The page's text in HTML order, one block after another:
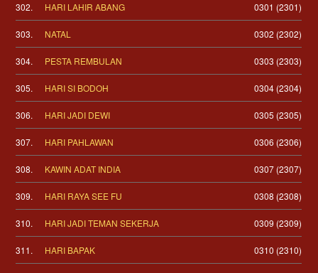
302. HARI LAHIR ABANG 0301 (2301)
303. NATAL 0302 (2302)
304. PESTA REMBULAN 0303 (2303)
305. HARI SI BODOH 0304 (2304)
306. HARI JADI DEWI 0305 (2305)
307. HARI PAHLAWAN 0306 (2306)
308. KAWIN ADAT INDIA 0307 (2307)
309. HARI RAYA SEE FU 0308 (2308)
310. HARI JADI TEMAN SEKERJA 0309 (2309)
311. HARI BAPAK 0310 (2310)